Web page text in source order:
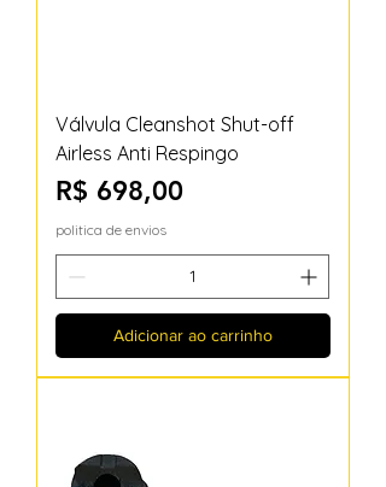
Válvula Cleanshot Shut-off
Airless Anti Respingo
Preço
R$ 698,00
politica de envios
Adicionar ao carrinho